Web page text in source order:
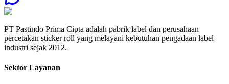
PT Pastindo Prima Cipta adalah pabrik label dan perusahaan
percetakan sticker roll yang melayani kebutuhan pengadaan label
industri sejak 2012.
Sektor Layanan